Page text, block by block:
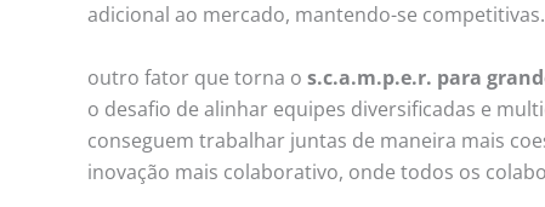
adicional ao mercado, mantendo-se competitivas.
outro fator que torna o s.c.a.m.p.e.r. para
o desafio de alinhar equipes diversificadas e
conseguem trabalhar juntas de maneira mais
inovação mais colaborativo, onde todos os